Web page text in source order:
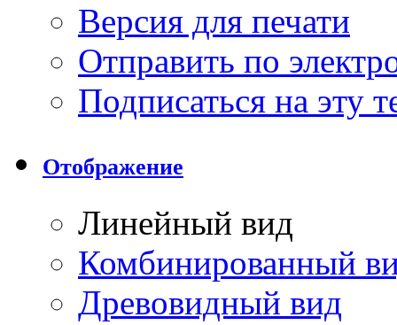
Версия для печати
Отправить по
Подписаться на эту
Отображение
Линейный вид
Комбинированный
Древовидный вид